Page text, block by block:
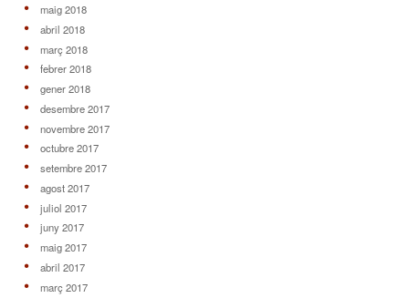
maig 2018
abril 2018
març 2018
febrer 2018
gener 2018
desembre 2017
novembre 2017
octubre 2017
setembre 2017
agost 2017
juliol 2017
juny 2017
maig 2017
abril 2017
març 2017